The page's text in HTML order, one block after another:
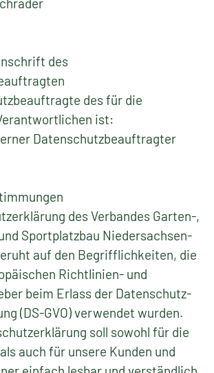
des
des für die
ist:
Datenschutzbeauftragter
des Verbandes Garten-,
Sportplatzbau Niedersachsen-
auf den Begrifflichkeiten, die
Richtlinien- und
beim Erlass der Datenschutz-
(DS-GVO) verwendet wurden.
soll sowohl für die
auch für unsere Kunden und